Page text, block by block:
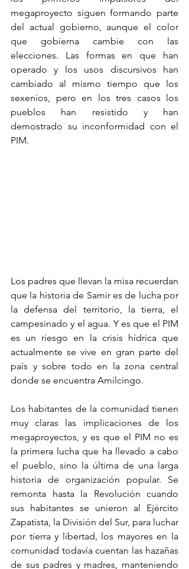
megaproyecto siguen formando parte
del actual gobierno, aunque el color
que gobierna cambie con las
elecciones. Las formas en que han
operado y los usos discursivos han
cambiado al mismo tiempo que los
sexenios, pero en los tres casos los
pueblos han resistido y han
demostrado su inconformidad con el
PIM.
Los padres que llevan la misa recuerdan
que la historia de Samir es de lucha por
la defensa del territorio, la tierra, el
campesinado y el agua. Y es que el PIM
es un riesgo en la crisis hídrica que
actualmente se vive en gran parte del
país y sobre todo en la zona central
donde se encuentra Amilcingo.
Los habitantes de la comunidad tienen
muy claras las implicaciones de los
megaproyectos, y es que el PIM no es
la primera lucha que ha llevado a cabo
el pueblo, sino la última de una larga
historia de organización popular. Se
remonta hasta la Revolución cuando
sus habitantes se unieron al Ejército
Zapatista, la División del Sur, para luchar
por tierra y libertad, los mayores en la
comunidad todavía cuentan las hazañas
de sus padres y madres, manteniendo